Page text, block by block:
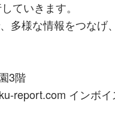
ていきます。
多様な情報をつなげ
3階
インボイ